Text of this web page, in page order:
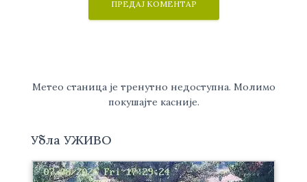
Метео станица је тренутно недоступна. Молимо
покушајте касније.
Убла УЖИВО